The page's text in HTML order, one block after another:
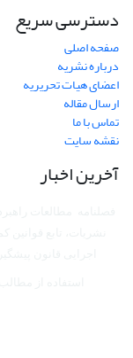
دسترسی سریع
صفحه اصلی
درباره نشریه
اعضای هیات تحریریه
ارسال مقاله
تماس با ما
نقشه سایت
آخرین اخبار